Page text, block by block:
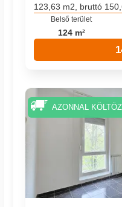
123,63 m2, bruttó
Belső terület
124 m²
AZONNAL